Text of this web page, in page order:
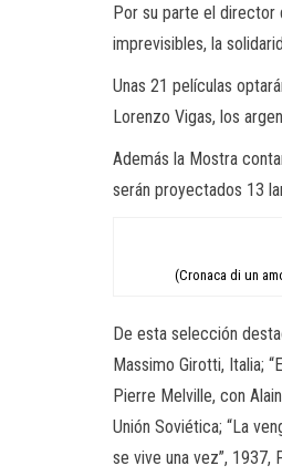
Por su parte el director
imprevisibles, la
Unas 21 películas
Lorenzo Vigas, los
Además la Mostra
serán proyectados 13
(Cronaca di un
De esta selección
Massimo Girotti, Italia;
Pierre Melville, con
Unión Soviética; “La
se vive una vez”, 1937,